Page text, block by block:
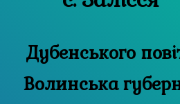
Дубенського
Волинська